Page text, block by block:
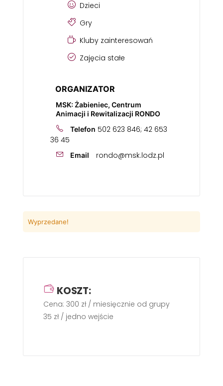
Dzieci
Gry
Kluby zainteresowań
Zajęcia stałe
ORGANIZATOR
MSK: Żabieniec, Centrum
Animacji i Rewitalizacji RONDO
Telefon 502 623 846; 42 653
36 45
Email rondo@msk.lodz.pl
Wyprzedane!
KOSZT:
Cena: 300 zł / miesięcznie od grupy
35 zł / jedno wejście